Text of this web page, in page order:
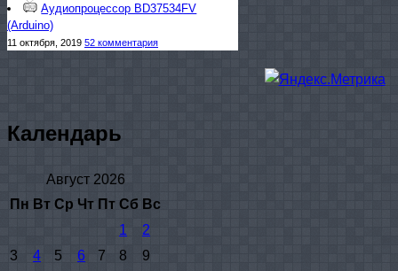
Аудиопроцессор BD37534FV
(Arduino)
11 октября, 2019 52 комментария
Календарь
Август 2026
Пн Вт Ср Чт Пт Сб Вс
1
2
3
4 5 6 7 8
9